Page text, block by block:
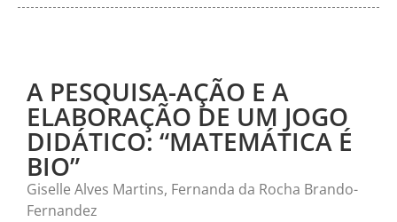
A PESQUISA-AÇÃO E A
ELABORAÇÃO DE UM JOGO
DIDÁTICO: “MATEMÁTICA É
BIO”
Giselle Alves Martins, Fernanda da Rocha Brando-
Fernandez